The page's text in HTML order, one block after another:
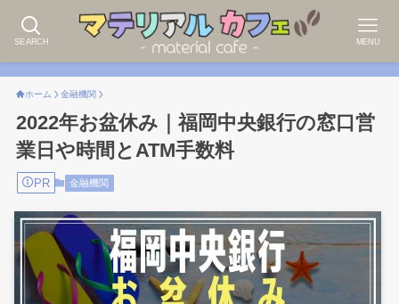
SEARCH MENU
ホーム 金融機関
2022年お盆休み｜福岡中央銀行の窓口営
業日や時間とATM手数料
PR 金融機関